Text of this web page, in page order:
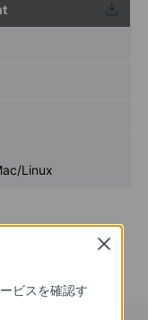
ウンロ
ード
Linux
ビスを確認す
Close